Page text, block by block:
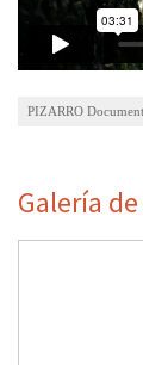
PIZARRO
Galería